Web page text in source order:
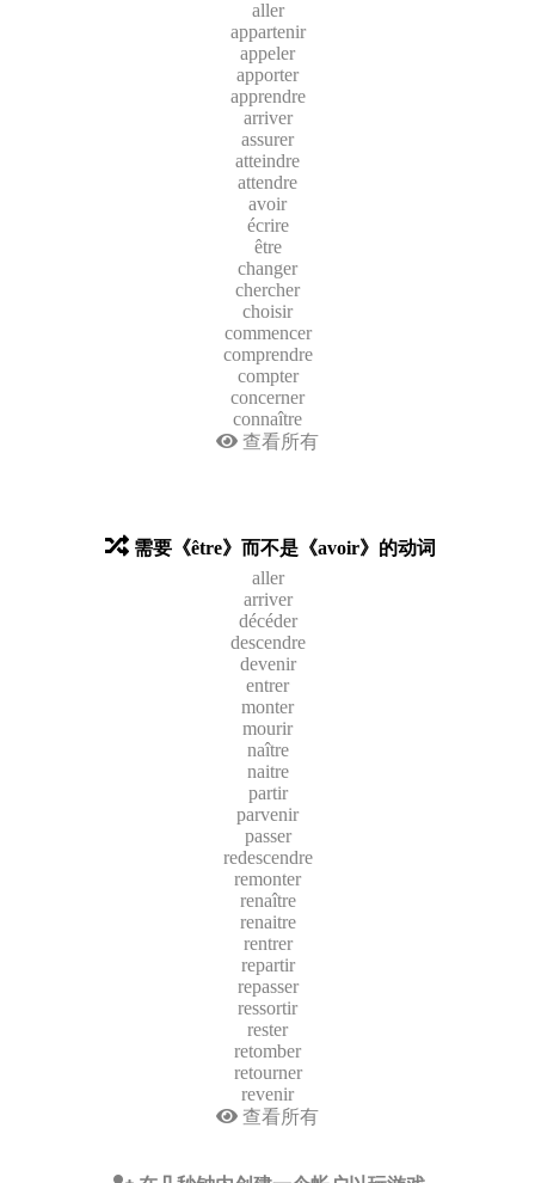
aller
appartenir
appeler
apporter
apprendre
arriver
assurer
atteindre
attendre
avoir
écrire
être
changer
chercher
choisir
commencer
comprendre
compter
concerner
connaître
查看所有
需要《être》而不是《avoir》的动词
aller
arriver
décéder
descendre
devenir
entrer
monter
mourir
naître
naitre
partir
parvenir
passer
redescendre
remonter
renaître
renaitre
rentrer
repartir
repasser
ressortir
rester
retomber
retourner
revenir
查看所有